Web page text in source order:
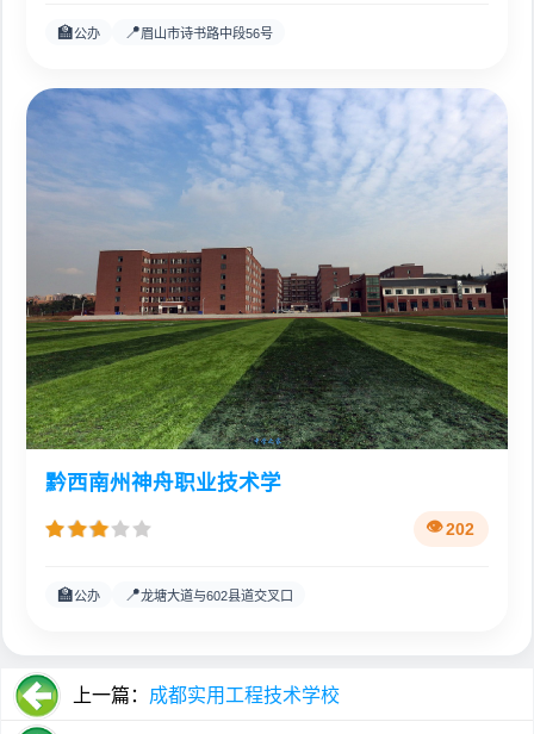
🏫公办 📍眉山市诗书路中段56号
黔西南州神舟职业技术学
202
🏫公办 📍龙塘大道与602县道交叉口
上一篇： 成都实用工程技术学校